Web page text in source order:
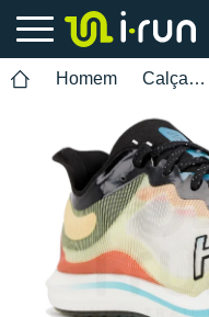
Homem Calçados